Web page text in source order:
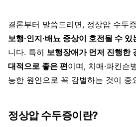
결론부터 말씀드리면, 정상압 수두
보행·인지·배뇨 증상이 호전될 수
니다. 특히 보행장애가 먼저 진행한
대적으로 좋은 편이며, 치매·파킨슨
능한 원인으로 꼭 감별하는 것이 중
정상압 수두증이란?